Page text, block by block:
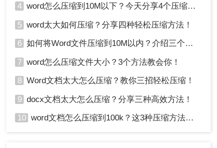
4 word怎么压缩到10M以下？今天分享4个压缩方法！
5 word太大如何压缩？分享四种轻松压缩方法！
6 如何将Word文件压缩到10M以内？介绍三个高效的方法！
7 word怎么压缩文件大小？3个方法教会你！
8 Word文档太大怎么压缩？教你三招轻松压缩！
9 docx文档太大怎么压缩？分享三种高效方法！
10 word文档怎么压缩到100k？这3种压缩方法很实用！